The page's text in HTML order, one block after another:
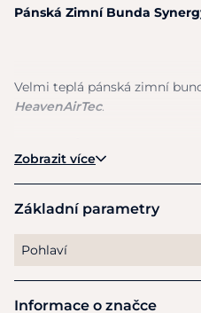
Pánská Zimní Bunda
Velmi teplá pánská zimní
HeavenAirTec.
příjemným povrchem. Tento
matnému lesku vhodný jak
oblečení pro běžný život.
Jednoduchá, elegantnía
Design obzvláštňuje zajímavé
Zobrazit více
Základní parametry
Pohlaví
Informace o značce